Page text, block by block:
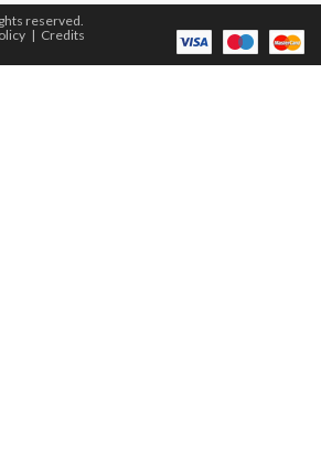
reserved.
| Credits